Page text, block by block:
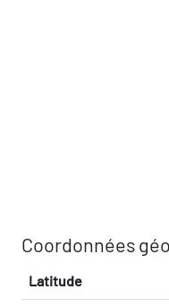
Coordonnées
Latitude